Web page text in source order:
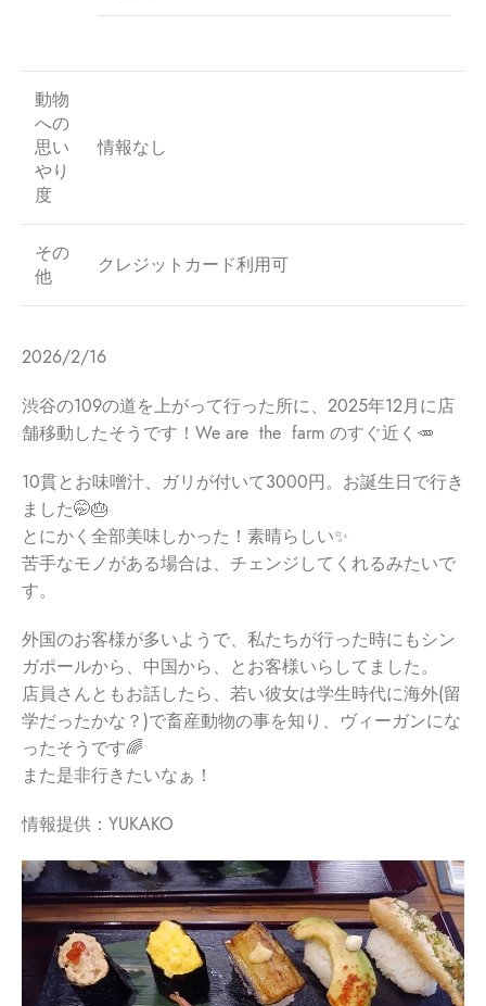
動物
への
思い
やり
度
情報なし
その
他
クレジットカード利用可
2026/2/16
渋谷の109の道を上がって行った所に、2025年12月に店
舗移動したそうです！We are the farm のすぐ近く🥕
10貫とお味噌汁、ガリが付いて3000円。お誕生日で行き
ました🤭🎂
とにかく全部美味しかった！素晴らしい✨
苦手なモノがある場合は、チェンジしてくれるみたいで
す。
外国のお客様が多いようで、私たちが行った時にもシン
ガポールから、中国から、とお客様いらしてました。
店員さんともお話したら、若い彼女は学生時代に海外(留
学だったかな？)で畜産動物の事を知り、ヴィーガンにな
ったそうです🌈
また是非行きたいなぁ！
情報提供：YUKAKO